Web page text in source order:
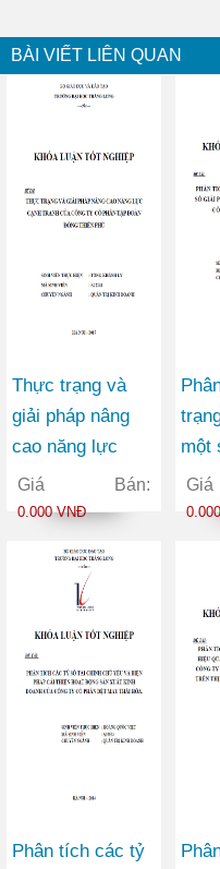
BÀI VIẾT LIÊN QUAN
Thực trạng và
giải pháp nâng
cao năng lực
cạnh tranh của
Công ty Cổ phần
Thiên Phú
Giá Bán:
0.000 VNĐ
một
xây
Phân tích các tỷ